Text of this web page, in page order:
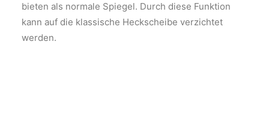
bieten als normale Spiegel. Durch diese Funktion
kann auf die klassische Heckscheibe verzichtet
werden.